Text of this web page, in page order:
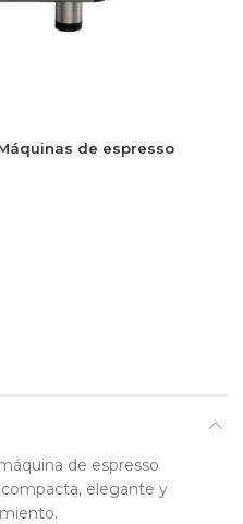
de espresso
de espresso
elegante y